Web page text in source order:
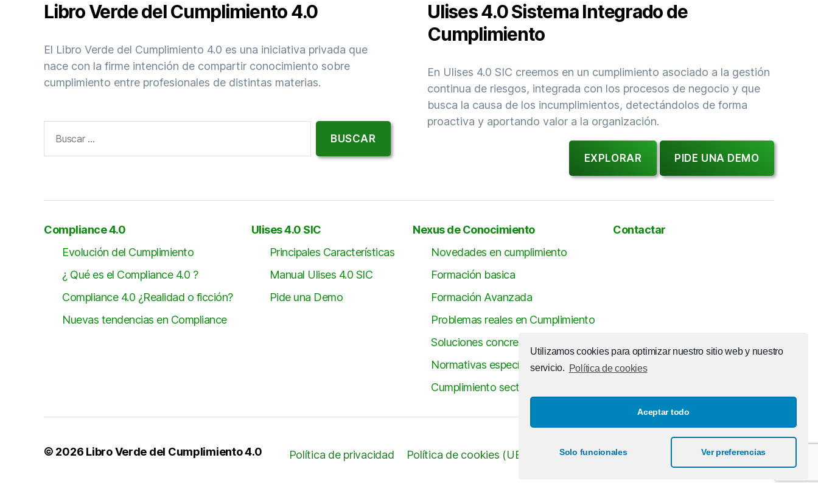
Utilizamos cookies para optimizar nuestro sitio web y nuestro
servicio. Política de cookies
Aceptar todo
Solo funcionales Ver preferencias
Libro Verde del Cumplimiento 4.0
El Libro Verde del Cumplimiento 4.0 es una iniciativa privada que
nace con la firme intención de compartir conocimiento sobre
cumplimiento entre profesionales de distintas materias.
Ulises 4.0 Sistema Integrado de
Cumplimiento
En Ulises 4.0 SIC creemos en un cumplimiento asociado a la gestión
continua de riesgos, integrada con los procesos de negocio y que
busca la causa de los incumplimientos, detectándolos de forma
proactiva y aportando valor a la organización.
EXPLORAR PIDE UNA DEMO
Compliance 4.0
Evolución del Cumplimiento
¿ Qué es el Compliance 4.0 ?
Compliance 4.0 ¿Realidad o ficción?
Nuevas tendencias en Compliance
Ulises 4.0 SIC
Principales Características
Manual Ulises 4.0 SIC
Pide una Demo
Nexus de Conocimiento
Novedades en cumplimiento
Formación basica
Formación Avanzada
Problemas reales en Cumplimiento
Soluciones concretas con Ulises
Normativas específicas
Cumplimiento sectorial
Contactar
© 2026 Libro Verde del Cumplimiento 4.0 Política de privacidad Política de cookies (UE) Contactar Ir arriba↑